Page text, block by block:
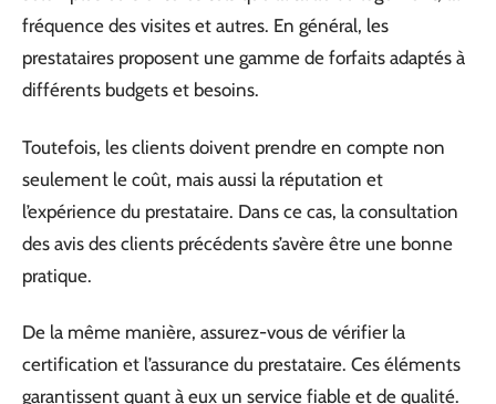
fréquence des visites et autres. En général, les
prestataires proposent une gamme de forfaits adaptés à
différents budgets et besoins.
Toutefois, les clients doivent prendre en compte non
seulement le coût, mais aussi la réputation et
l’expérience du prestataire. Dans ce cas, la consultation
des avis des clients précédents s’avère être une bonne
pratique.
De la même manière, assurez-vous de vérifier la
certification et l’assurance du prestataire. Ces éléments
garantissent quant à eux un service fiable et de qualité.